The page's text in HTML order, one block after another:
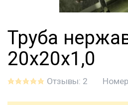
Труба
20х20х1,0
Отзывы: 2